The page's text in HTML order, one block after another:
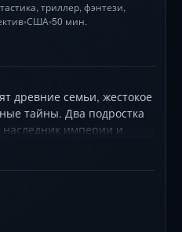
,триллер,фэнтези,
•США•50 мин.
древние семьи, жестокое
тайны. Два подростка
империи и
чтобы найти монстра,
под